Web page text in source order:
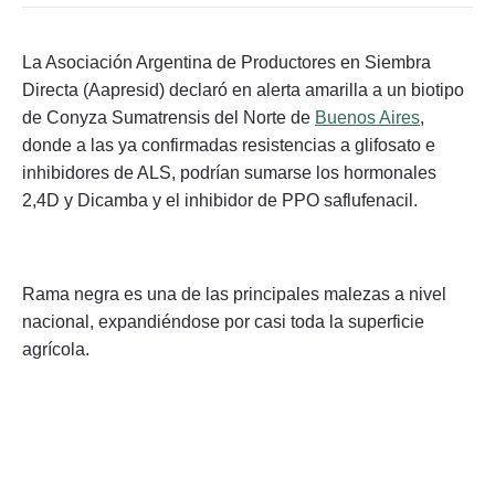
La Asociación Argentina de Productores en Siembra
Directa (Aapresid) declaró en alerta amarilla a un biotipo
de Conyza Sumatrensis del Norte de Buenos Aires,
donde a las ya confirmadas resistencias a glifosato e
inhibidores de ALS, podrían sumarse los hormonales
2,4D y Dicamba y el inhibidor de PPO saflufenacil.
Rama negra es una de las principales malezas a nivel
nacional, expandiéndose por casi toda la superficie
agrícola.